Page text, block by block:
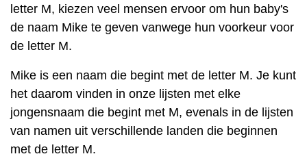
letter M, kiezen veel mensen ervoor om hun baby's
de naam Mike te geven vanwege hun voorkeur voor
de letter M.
Mike is een naam die begint met de letter M. Je kunt
het daarom vinden in onze lijsten met elke
jongensnaam die begint met M, evenals in de lijsten
van namen uit verschillende landen die beginnen
met de letter M.